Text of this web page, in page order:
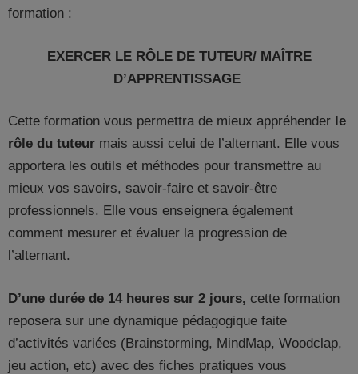
formation :
EXERCER LE RÔLE DE TUTEUR/ MAÎTRE
D’APPRENTISSAGE
Cette formation vous permettra de mieux appréhender le
rôle du tuteur mais aussi celui de l’alternant. Elle vous
apportera les outils et méthodes pour transmettre au
mieux vos savoirs, savoir-faire et savoir-être
professionnels. Elle vous enseignera également
comment mesurer et évaluer la progression de
l’alternant.
D’une durée de 14 heures sur 2 jours, cette formation
reposera sur une dynamique pédagogique faite
d’activités variées (Brainstorming, MindMap, Woodclap,
jeu action, etc) avec des fiches pratiques vous